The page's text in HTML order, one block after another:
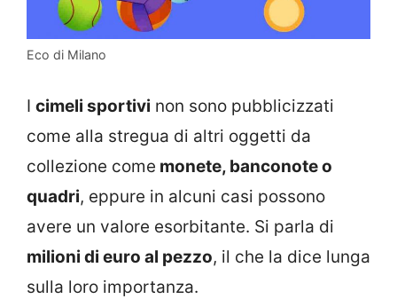
Eco di Milano
I cimeli sportivi non sono pubblicizzati
come alla stregua di altri oggetti da
collezione come monete, banconote o
quadri, eppure in alcuni casi possono
avere un valore esorbitante. Si parla di
milioni di euro al pezzo, il che la dice lunga
sulla loro importanza.